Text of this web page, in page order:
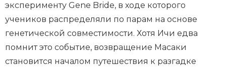
эксперименту Gene Bride, в ходе которого
учеников распределяли по парам на основе
генетической совместимости. Хотя Ичи едва
помнит это событие, возвращение Масаки
становится началом путешествия к разгадке